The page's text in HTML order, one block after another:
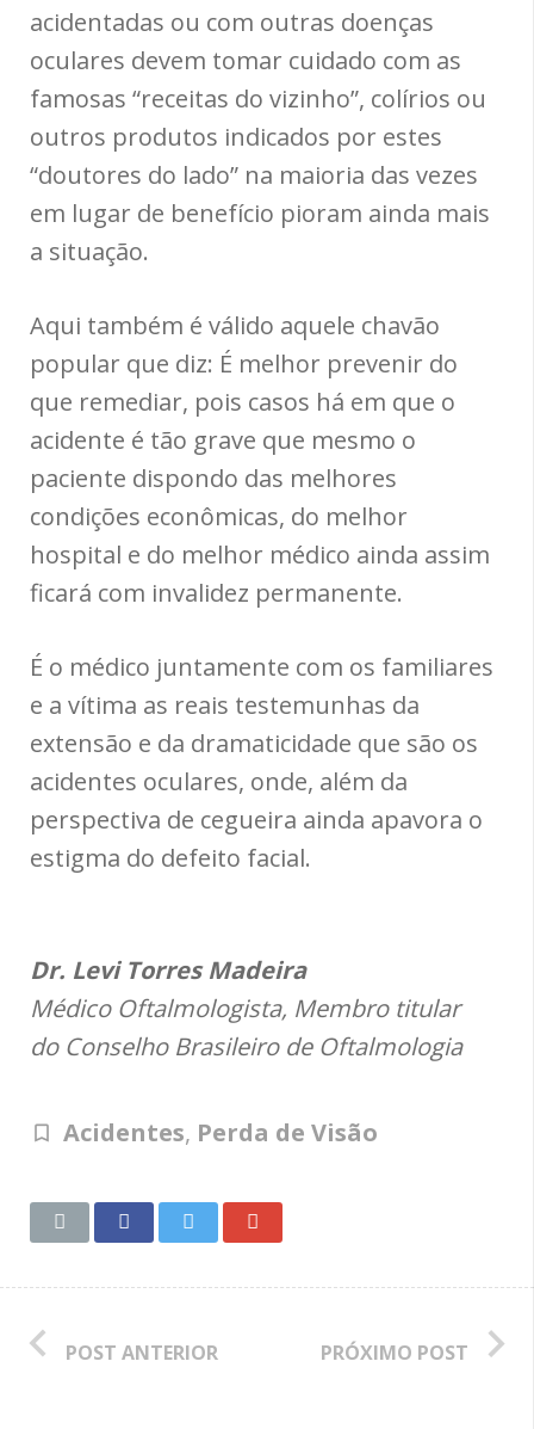
acidentadas ou com outras doenças
oculares devem tomar cuidado com as
famosas “receitas do vizinho”, colírios ou
outros produtos indicados por estes
“doutores do lado” na maioria das vezes
em lugar de benefício pioram ainda mais
a situação.
Aqui também é válido aquele chavão
popular que diz: É melhor prevenir do
que remediar, pois casos há em que o
acidente é tão grave que mesmo o
paciente dispondo das melhores
condições econômicas, do melhor
hospital e do melhor médico ainda assim
ficará com invalidez permanente.
É o médico juntamente com os familiares
e a vítima as reais testemunhas da
extensão e da dramaticidade que são os
acidentes oculares, onde, além da
perspectiva de cegueira ainda apavora o
estigma do defeito facial.
Dr. Levi Torres Madeira
Médico Oftalmologista, Membro titular
do Conselho Brasileiro de Oftalmologia
Acidentes, Perda de Visão
POST ANTERIOR PRÓXIMO POST